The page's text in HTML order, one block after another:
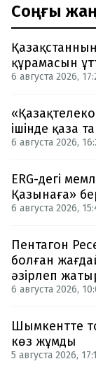
Соңғы
құрамасын
6 августа 2026,
ішінде қаза
6 августа 2026,
ERG-дегі
Қазынаға»
6 августа 2026,
Пентагон
болған
әзірлеп
6 августа 2026,
Шымкентте
көз жұмды
5 августа 2026,